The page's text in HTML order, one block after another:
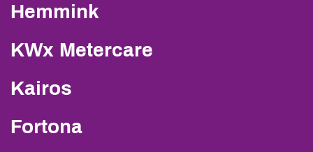
Hemmink
KWx Metercare
Kairos
Fortona